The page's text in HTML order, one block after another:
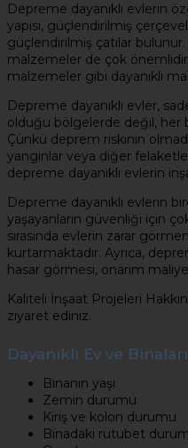
Depreme dayanıklı evlerin
yapısı, güçlendirilmiş
güçlendirilmiş çatılar bulunur.
malzemeler de çok
malzemeler gibi dayanıklı
Depreme dayanıklı evler,
olduğu bölgelerde değil, her
Çünkü deprem riskinin
yangınlar veya diğer
depreme dayanıklı evlerin
Depreme dayanıklı evlerin
yaşayanların güvenliği için
sırasında evlerin zarar
kurtarmaktadır. Ayrıca,
hasar görmesi, onarım
Kaliteli İnşaat Projeleri
ziyaret ediniz.
Dayanıklı Ev ve
Binanın yaşı
Zemin durumu
Kiriş ve kolon durumu
Binadaki rutubet